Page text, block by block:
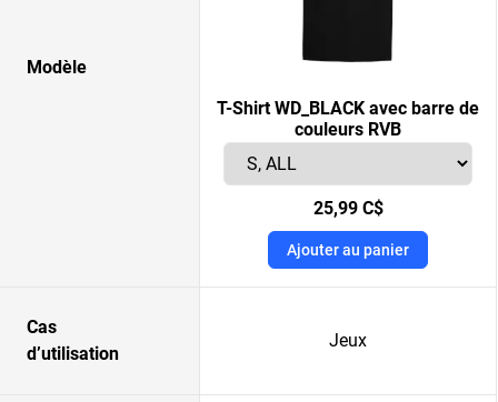
Modèle
T-Shirt WD_BLACK avec barre de
couleurs RVB
25,99 C$
Ajouter au panier
Cas
d’utilisation
Jeux